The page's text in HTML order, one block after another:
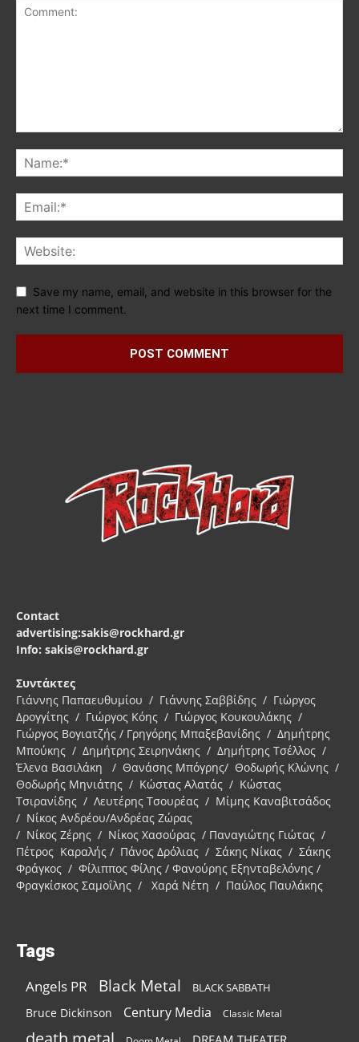
Save my name, email, and website in this browser for the
next time I comment.
Contact
advertising:sakis@rockhard.gr
Info: sakis@rockhard.gr
Συντάκτες
Γιάννης Παπαευθυμίου / Γιάννης Σαββίδης / Γιώργος
Δρογγίτης / Γιώργος Κόης / Γιώργος Κουκουλάκης /
Γιώργος Βογιατζής / Γρηγόρης Μπαξεβανίδης / Δημήτρης
Μπούκης / Δημήτρης Σειρηνάκης / Δημήτρης Τσέλλος /
Έλενα Βασιλάκη / Θανάσης Μπόγρης/ Θοδωρής Κλώνης /
Θοδωρής Μηνιάτης / Κώστας Αλατάς / Κώστας
Τσιρανίδης / Λευτέρης Τσουρέας / Μίμης Καναβιτσάδος
/ Νίκος Ανδρέου/Ανδρέας Ζώρας
/ Νίκος Ζέρης / Νίκος Χασούρας / Παναγιώτης Γιώτας /
Πέτρος Καραλής / Πάνος Δρόλιας / Σάκης Νίκας / Σάκης
Φράγκος / Φίλιππος Φίλης / Φανούρης Εξηνταβελόνης /
Φραγκίσκος Σαμοΐλης / Χαρά Νέτη / Παύλος Παυλάκης
Tags
Angels PR Black Metal BLACK SABBATH
Bruce Dickinson Century Media Classic Metal